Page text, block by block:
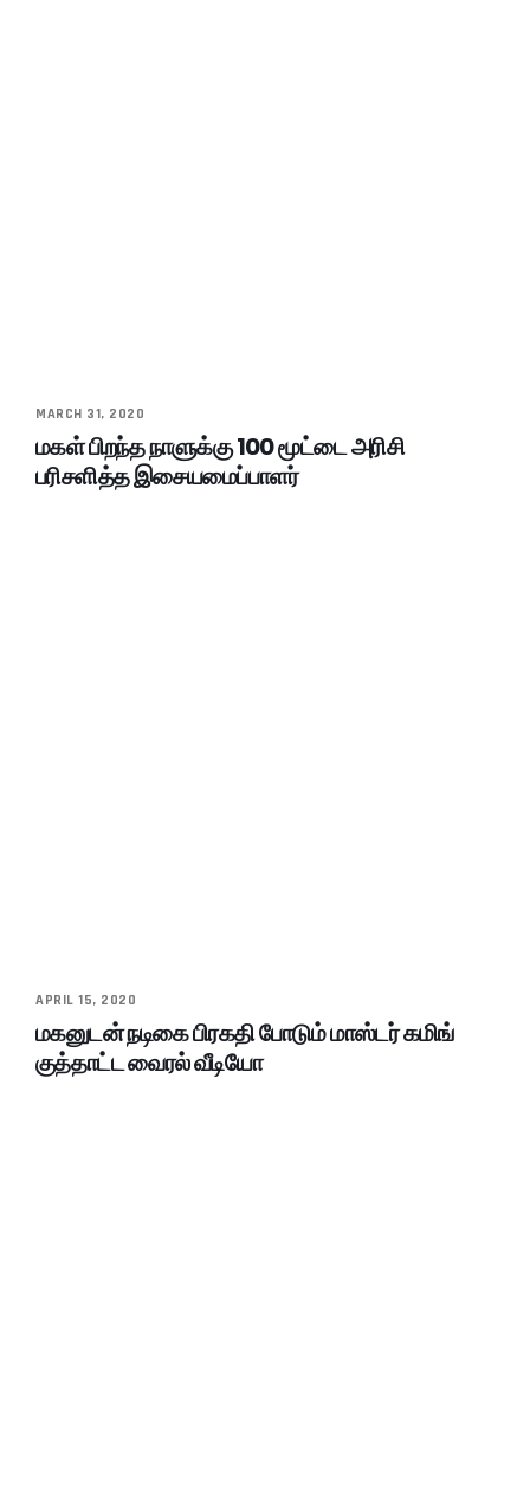
MARCH 31, 2020
மகள் பிறந்த நாளுக்கு 100 மூட்டை அரிசி
பரிசளித்த இசையமைப்பாளர்
APRIL 15, 2020
மகனுடன் நடிகை பிரகதி போடும் மாஸ்டர் கமிங்
குத்தாட்ட வைரல் வீடியோ